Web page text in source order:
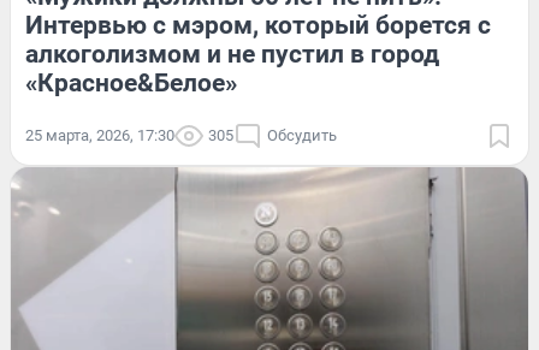
Интервью с мэром, который борется с
алкоголизмом и не пустил в город
«Красное&Белое»
25 марта, 2026, 17:30 305 Обсудить